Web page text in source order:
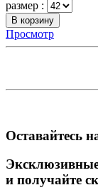
размер :
В корзину
Просмотр
Оставайтесь
и получайте